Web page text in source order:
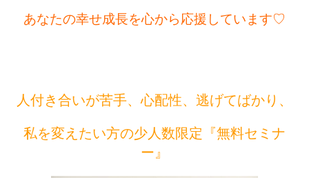
あなたの幸せ成長を心から応援しています♡
人付き合いが苦手、心配性、逃げてばかり、
私を変えたい方の少人数限定『無料セミナ
ー』